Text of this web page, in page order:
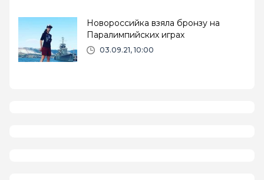
Новороссийка взяла бронзу на
Паралимпийских играх
03.09.21, 10:00